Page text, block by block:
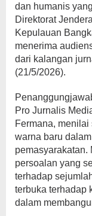
dan humanis
Direktorat
Kepulauan
menerima
dari kalangan
(21/5/2026).
Pro Jurnalis
Fermana,
warna baru
pemasyarakatan.
persoalan yang
terhadap
terbuka terhadap
dalam